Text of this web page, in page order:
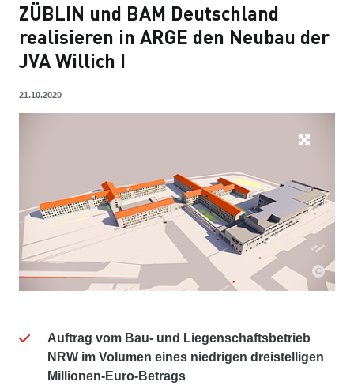
ZÜBLIN und BAM Deutschland
realisieren in ARGE den Neubau der
JVA Willich I
21.10.2020
Auftrag vom Bau- und Liegenschaftsbetrieb
NRW im Volumen eines niedrigen dreistelligen
Millionen-Euro-Betrags